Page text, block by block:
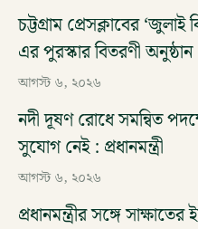
চট্টগ্রাম প্রেসক্লাবের ‘জুলাই
এর পুরস্কার বিতরণী অনুষ্ঠান
আগস্ট ৬, ২০২৬
নদী দূষণ রোধে সমন্বিত
সুযোগ নেই : প্রধানমন্ত্রী
আগস্ট ৬, ২০২৬
প্রধানমন্ত্রীর সঙ্গে